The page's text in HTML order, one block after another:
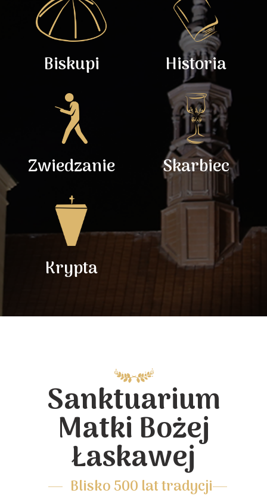
Biskupi Historia
Zwiedzanie Skarbiec
Krypta
Sanktuarium
Matki Bożej
Łaskawej
Blisko 500 lat tradycji